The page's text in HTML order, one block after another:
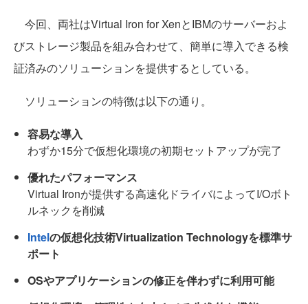
今回、両社はVirtual Iron for XenとIBMのサーバーおよ
びストレージ製品を組み合わせて、簡単に導入できる検
証済みのソリューションを提供するとしている。
ソリューションの特徴は以下の通り。
容易な導入
わずか15分で仮想化環境の初期セットアップが完了
優れたパフォーマンス
Virtual Ironが提供する高速化ドライバによってI/Oボト
ルネックを削減
Intelの仮想化技術Virtualization Technologyを標準サ
ポート
OSやアプリケーションの修正を伴わずに利用可能